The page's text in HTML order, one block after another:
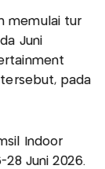
memulai tur
Juni
pada
Indoor
28 Juni 2026.